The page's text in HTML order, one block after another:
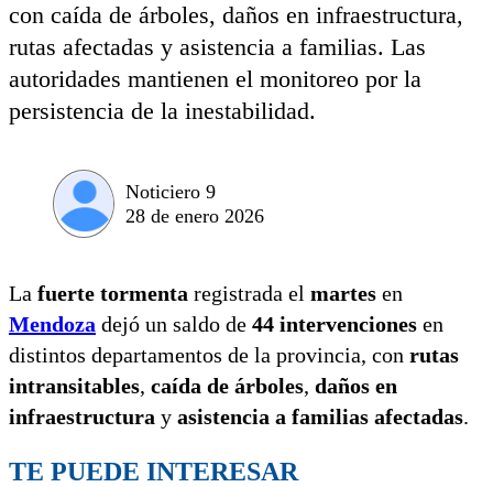
con caída de árboles, daños en infraestructura,
rutas afectadas y asistencia a familias. Las
autoridades mantienen el monitoreo por la
persistencia de la inestabilidad.
Noticiero 9
28 de enero 2026
La fuerte tormenta registrada el martes en
Mendoza dejó un saldo de 44 intervenciones en
distintos departamentos de la provincia, con rutas
intransitables, caída de árboles, daños en
infraestructura y asistencia a familias afectadas.
TE PUEDE INTERESAR